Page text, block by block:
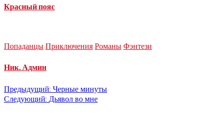
Красный пояс
Попаданцы Приключения Романы Фэнтези
Ник. Админ
Навигация
Предыдущий: Черные минуты
Следующий: Дьявол во мне